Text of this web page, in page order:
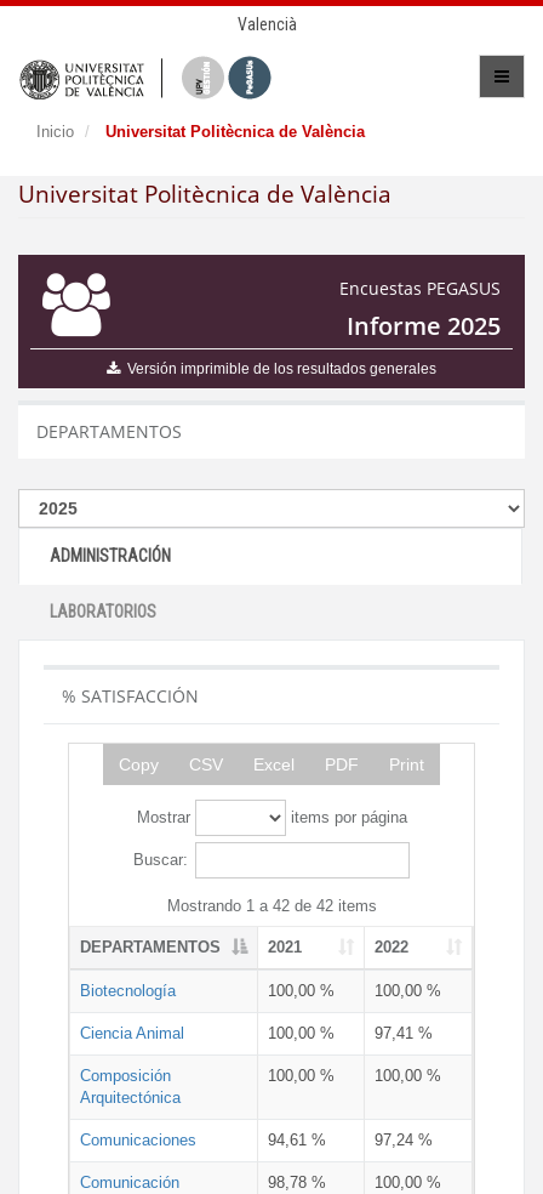
Valencià
Inicio Universitat Politècnica de València
Universitat Politècnica de València
Encuestas PEGASUS
Informe 2025
Versión imprimible de los resultados generales
DEPARTAMENTOS
ADMINISTRACIÓN
LABORATORIOS
% SATISFACCIÓN
Copy CSV Excel PDF Print
Mostrar items por página
Buscar:
Mostrando 1 a 42 de 42 items
DEPARTAMENTOS 2021 2022
Biotecnología 100,00 % 100,00 %
Ciencia Animal 100,00 % 97,41 %
Composición
Arquitectónica
100,00 % 100,00 %
Comunicaciones 94,61 % 97,24 %
Comunicación
98,78 % 100,00 %